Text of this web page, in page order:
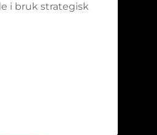
i bruk strategisk